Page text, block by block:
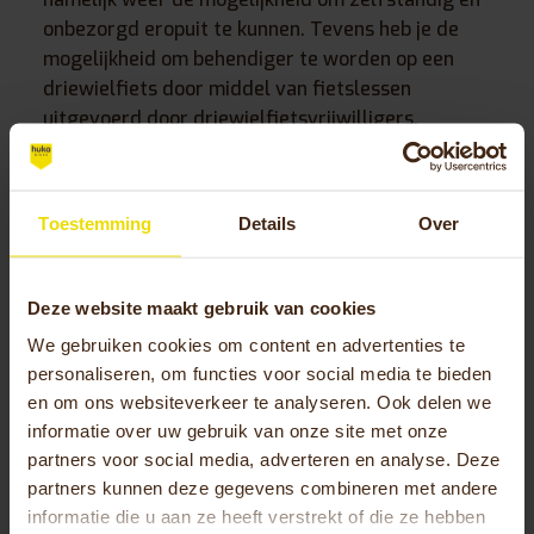
Toestemming Details Over
Deze website maakt gebruik van cookies
We gebruiken cookies om content en advertenties te
personaliseren, om functies voor social media te bieden
en om ons websiteverkeer te analyseren. Ook delen we
informatie over uw gebruik van onze site met onze
partners voor social media, adverteren en analyse. Deze
partners kunnen deze gegevens combineren met andere
informatie die u aan ze heeft verstrekt of die ze hebben
onbezorgd eropuit te kunnen. Tevens heb je de
mogelijkheid om behendiger te worden op een
driewielfiets door middel van fietslessen
uitgevoerd door driewielfietsvrijwilligers.
iets zwaarder trappen
fietsen dan een tweewieler. Echter zien we dat in
de praktijk steeds meer driewielfietsen worden
uitgevoerd met elektrische ondersteuning en
ondervind je geen hinder van dit nadeel. Zo zijn
de Huka driewielfietsen Cortes en Vasco
standaard uitgevoerd met een krachtige
middenmotor. Het model City is leverbaar met of
zonder elektrische trapondersteuning. Op die